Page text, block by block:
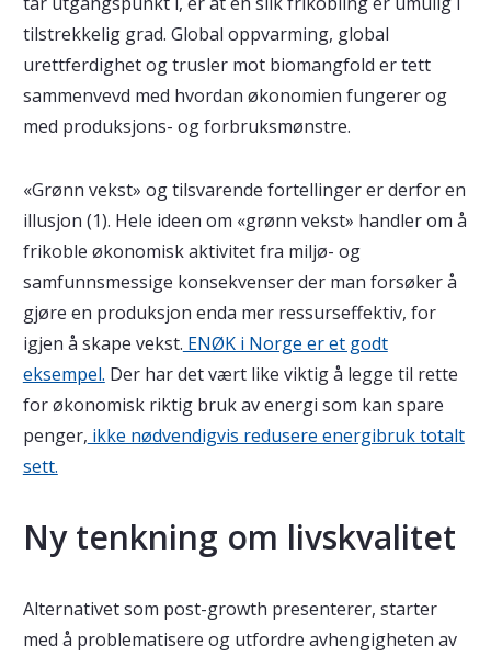
tilstrekkelig grad. Global oppvarming, global
urettferdighet og trusler mot biomangfold er tett
sammenvevd med hvordan økonomien fungerer og
med produksjons- og forbruksmønstre.
«Grønn vekst» og tilsvarende fortellinger er derfor en
illusjon (1). Hele ideen om «grønn vekst» handler om å
frikoble økonomisk aktivitet fra miljø- og
samfunnsmessige konsekvenser der man forsøker å
gjøre en produksjon enda mer ressurseffektiv, for
igjen å skape vekst. ENØK i Norge er et godt
eksempel. Der har det vært like viktig å legge til rette
for økonomisk riktig bruk av energi som kan spare
penger, ikke nødvendigvis redusere energibruk totalt
sett.
Ny tenkning om livskvalitet
Alternativet som post-growth presenterer, starter
med å problematisere og utfordre avhengigheten av